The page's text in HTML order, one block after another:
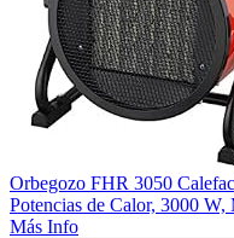
Orbegozo FHR 3050
Potencias de Calor, 3000
Más Info